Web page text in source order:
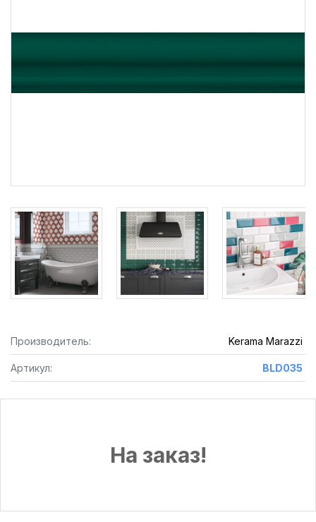
Производитель: Kerama Marazzi
Артикул: BLD035
На заказ!